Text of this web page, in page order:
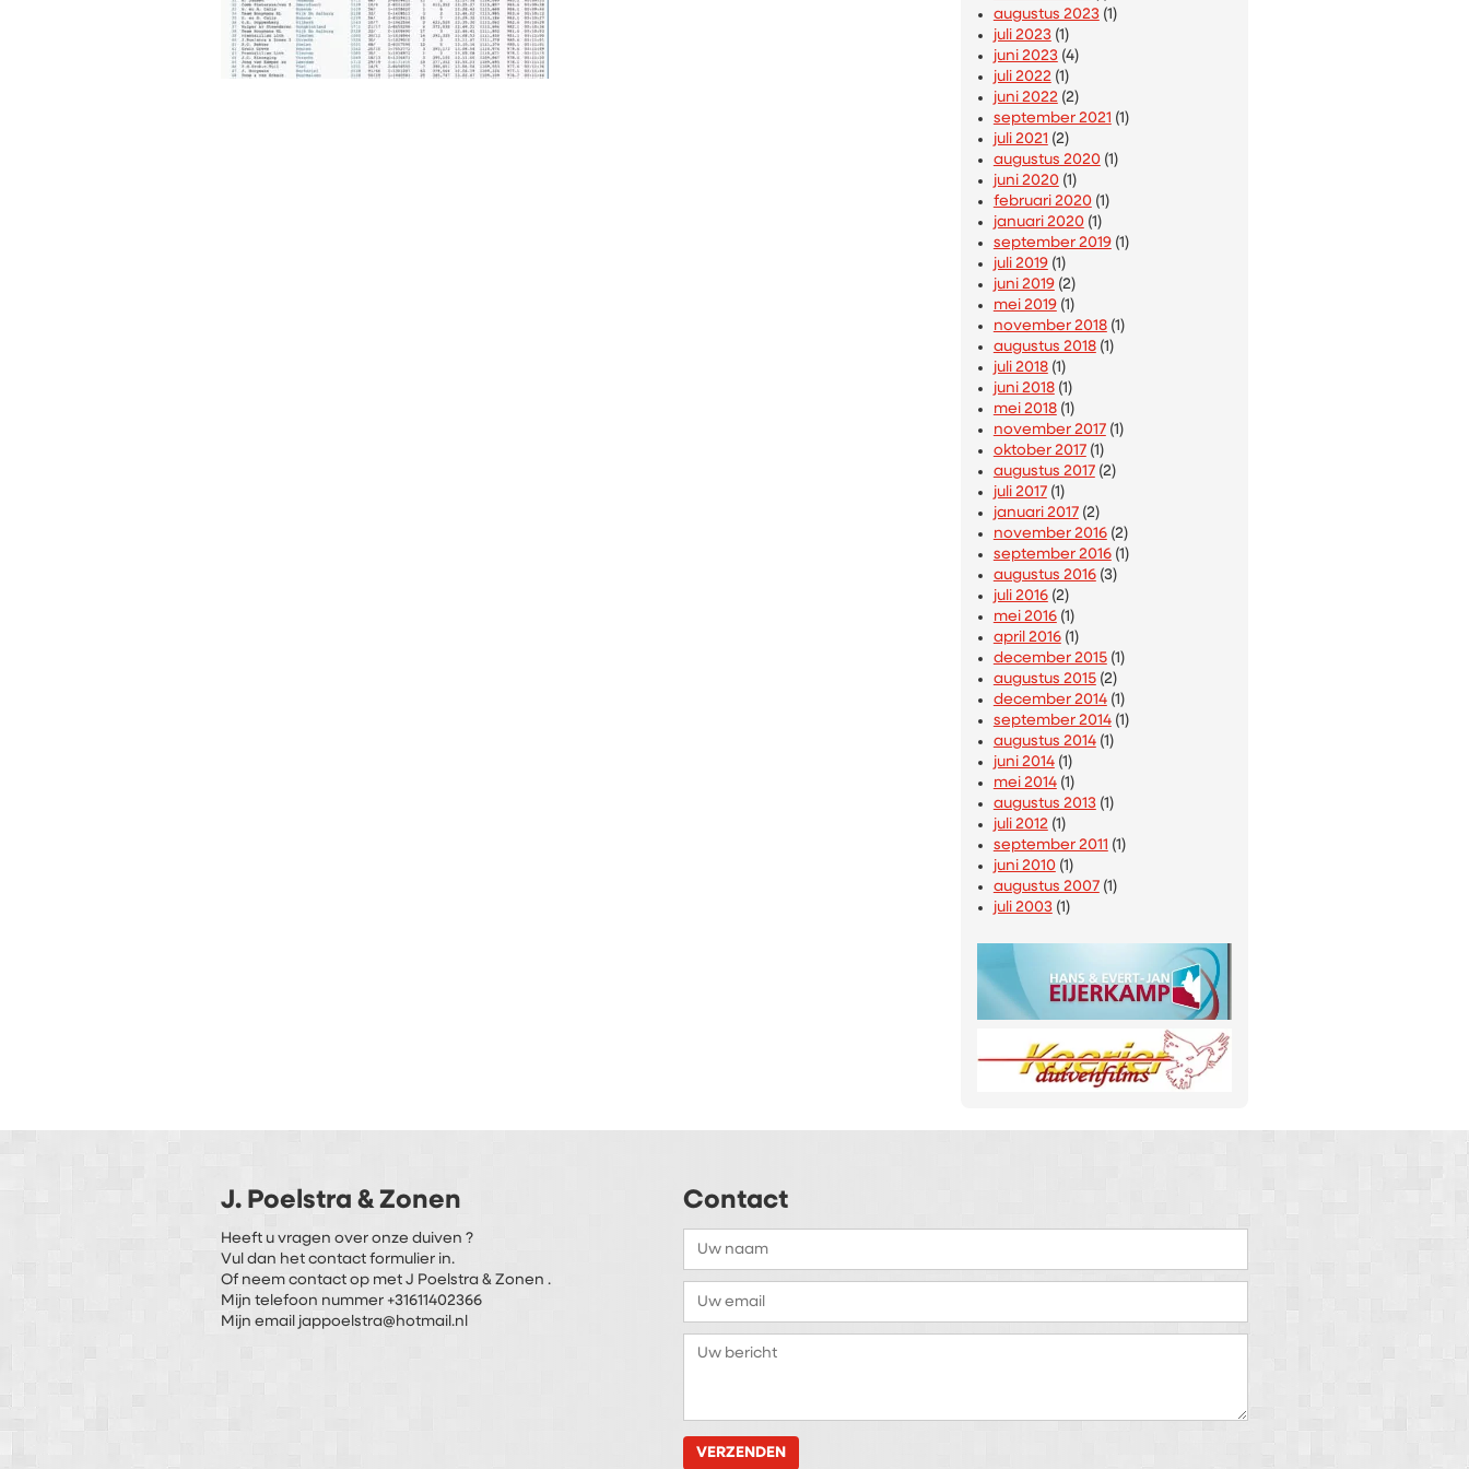
augustus 2023(1)
juli 2023(1)
juni 2023(4)
juli 2022(1)
juni 2022(2)
september 2021 (1)
juli 2021 (2)
augustus 2020(1)
juni 2020(1)
februari 2020(1)
januari 2020(1)
september 2019(1)
juli 2019(1)
juni 2019(2)
mei 2019(1)
november 2018(1)
augustus 2018(1)
juli 2018(1)
juni 2018(1)
mei 2018(1)
november 2017(1)
oktober 2017(1)
augustus 2017(2)
juli 2017(1)
januari 2017(2)
november 2016(2)
september 2016(1)
augustus 2016(3)
juli 2016(2)
mei 2016(1)
april 2016(1)
december 2015(1)
augustus 2015(2)
december 2014(1)
september 2014(1)
augustus 2014(1)
juni 2014(1)
mei 2014(1)
augustus 2013(1)
juli 2012(1)
september 2011 (1)
juni 2010(1)
augustus 2007(1)
juli 2003(1)
J. Poelstra & Zonen
Heeft u vragen over onze duiven ?
Vul dan het contact formulier in.
Of neem contact op met J Poelstra & Zonen .
Mijn telefoon nummer +31611402366
Mijn email jappoelstra@hotmail.nl
Contact